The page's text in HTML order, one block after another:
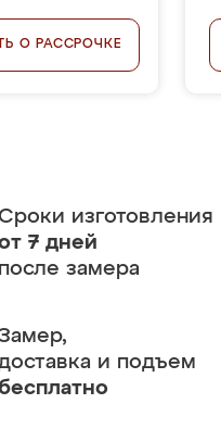
О РАССРОЧКЕ
изготовления
7 дней
после замера
Замер,
и подъем